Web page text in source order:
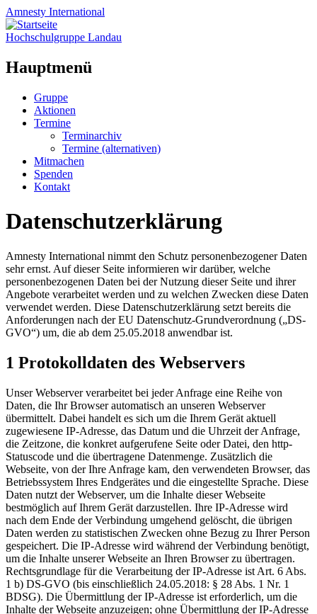
Amnesty International
Hochschulgruppe Landau
Hauptmenü
Zum
Inhalt
springen
Gruppe
Aktionen
Termine
Terminarchiv
Termine (alternativen)
Mitmachen
Spenden
Kontakt
Datenschutzerklärung
Amnesty International nimmt den Schutz personenbezogener Daten
sehr ernst. Auf dieser Seite informieren wir darüber, welche
personenbezogenen Daten bei der Nutzung dieser Seite und ihrer
Angebote verarbeitet werden und zu welchen Zwecken diese Daten
verwendet werden. Diese Datenschutzerklärung setzt bereits die
Anforderungen nach der EU Datenschutz-Grundverordnung („DS-
GVO“) um, die ab dem 25.05.2018 anwendbar ist.
1 Protokolldaten des Webservers
Unser Webserver verarbeitet bei jeder Anfrage eine Reihe von
Daten, die Ihr Browser automatisch an unseren Webserver
übermittelt. Dabei handelt es sich um die Ihrem Gerät aktuell
zugewiesene IP-Adresse, das Datum und die Uhrzeit der Anfrage,
die Zeitzone, die konkret aufgerufene Seite oder Datei, den http-
Statuscode und die übertragene Datenmenge. Zusätzlich die
Webseite, von der Ihre Anfrage kam, den verwendeten Browser, das
Betriebssystem Ihres Endgerätes und die eingestellte Sprache. Diese
Daten nutzt der Webserver, um die Inhalte dieser Webseite
bestmöglich auf Ihrem Gerät darzustellen. Ihre IP-Adresse wird
nach dem Ende der Verbindung umgehend gelöscht, die übrigen
Daten werden zu statistischen Zwecken ohne Bezug zu Ihrer Person
gespeichert. Die IP-Adresse wird während der Verbindung benötigt,
um die Inhalte unserer Webseite an Ihren Browser zu übertragen.
Rechtsgrundlage für die Verarbeitung der IP-Adresse ist Art. 6 Abs.
1 b) DS-GVO (bis einschließlich 24.05.2018: § 28 Abs. 1 Nr. 1
BDSG). Die Übermittlung der IP-Adresse ist erforderlich, um die
Inhalte der Webseite anzuzeigen; ohne Übermittlung der IP-Adresse